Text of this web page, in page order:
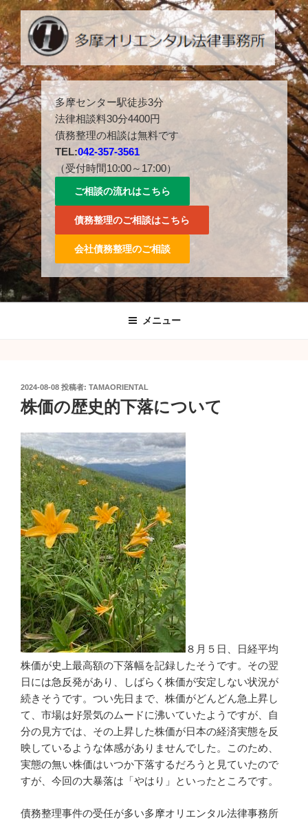
コ
ン
テ
ン
ツ
へ
ス
キ
ッ
プ
多摩センター駅徒歩３分。042-357-3561。
多摩センター駅徒歩3分
法律相談料30分4400円
債務整理の相談は無料です
TEL:042-357-3561
（受付時間10:00～17:00）
ご相談の流れはこちら
債務整理のご相談はこちら
会社債務整理のご相談
メニュー
投
稿
日:
2024-08-08 投稿者: TAMAORIENTAL
株価の歴史的下落について
８月５日、日経平均
株価が史上最高額の下落幅を記録したそうです。その翌
日には急反発があり、しばらく株価が安定しない状況が
続きそうです。つい先日まで、株価がどんどん急上昇し
て、市場は好景気のムードに沸いていたようですが、自
分の見方では、その上昇した株価が日本の経済実態を反
映しているような体感がありませんでした。このため、
実態の無い株価はいつか下落するだろうと見ていたので
すが、今回の大暴落は「やはり」といったところです。
債務整理事件の受任が多い多摩オリエンタル法律事務所